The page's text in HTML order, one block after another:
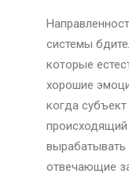
системы
которые
хорошие
когда
происходящий
вырабатывать
отвечающие